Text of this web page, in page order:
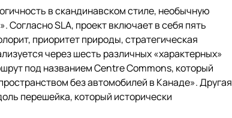
в скандинавском стиле, необычную
Согласно SLA, проект включает в себя пять
приоритет природы, стратегическая
через шесть различных «характерных»
под названием Centre Commons, который
без автомобилей в Канаде». Другая
перешейка, который исторически